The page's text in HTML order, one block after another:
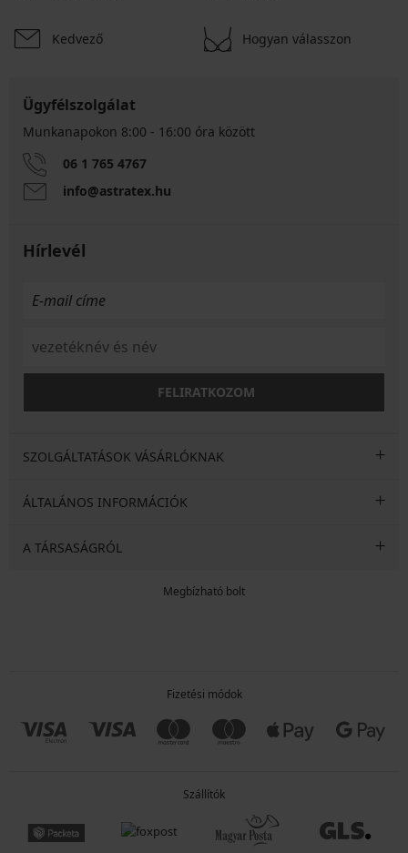
Kedvező Hogyan válasszon
Ügyfélszolgálat
Munkanapokon 8:00 - 16:00 óra között
06 1 765 4767
info@astratex.hu
Hírlevél
FELIRATKOZOM
SZOLGÁLTATÁSOK VÁSÁRLÓKNAK
ÁLTALÁNOS INFORMÁCIÓK
A TÁRSASÁGRÓL
Megbízható bolt
Fizetési módok
Szállítók